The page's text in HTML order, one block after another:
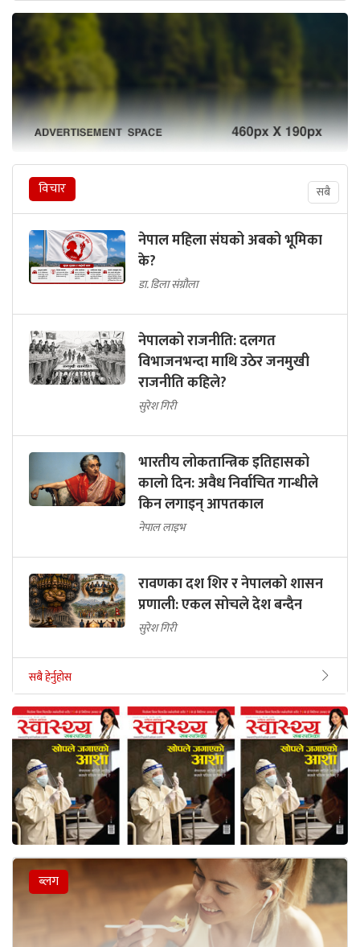
विचार सबै
नेपाल महिला संघको अबको भूमिका
के?
डा. डिला संग्रौला
नेपालको राजनीति: दलगत
विभाजनभन्दा माथि उठेर जनमुखी
राजनीति कहिले?
सुरेश गिरी
भारतीय लोकतान्त्रिक इतिहासको
कालो दिन: अवैध निर्वाचित गान्धीले
किन लगाइन् आपतकाल
नेपाल लाइभ
रावणका दश शिर र नेपालको शासन
प्रणाली: एकल सोचले देश बन्दैन
सुरेश गिरी
सबै हेर्नुहोस
ब्लग